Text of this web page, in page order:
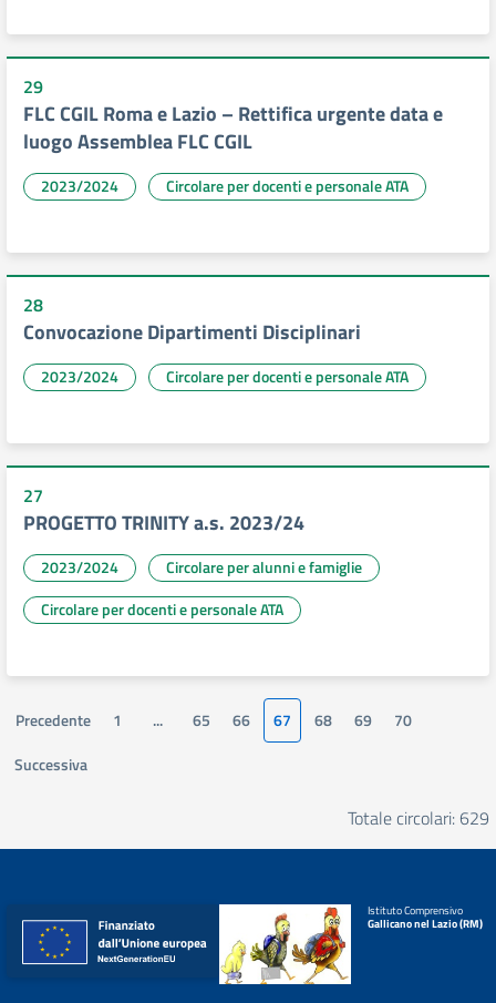
29
FLC CGIL Roma e Lazio – Rettifica urgente data e
luogo Assemblea FLC CGIL
2023/2024 Circolare per docenti e personale ATA
28
Convocazione Dipartimenti Disciplinari
2023/2024 Circolare per docenti e personale ATA
27
PROGETTO TRINITY a.s. 2023/24
2023/2024
Circolare per alunni e famiglie
Circolare per docenti e personale ATA
Precedente 1 ... 65 66 67 68 69
70
Successiva
Totale circolari: 629
Istituto Comprensivo
Gallicano nel Lazio (RM)